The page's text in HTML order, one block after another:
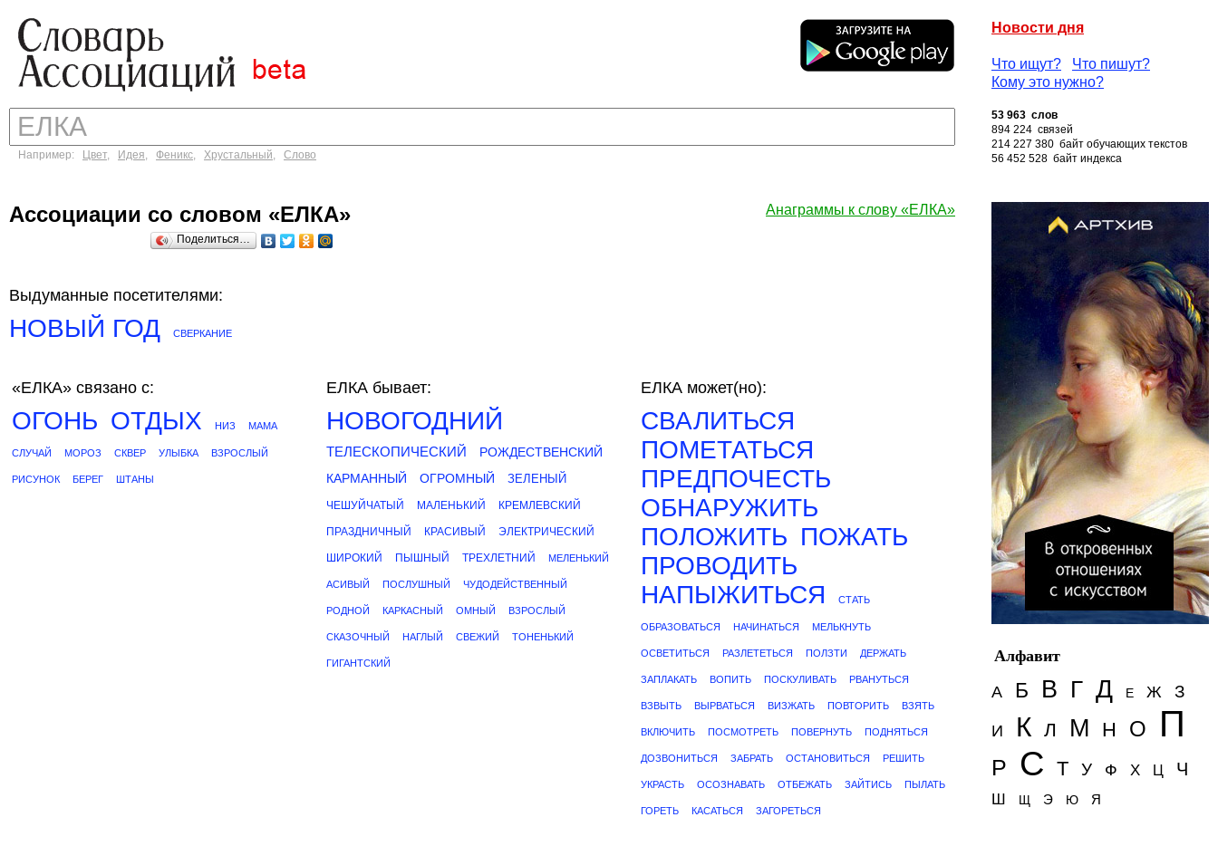
Новости дня
Что ищут?
Что пишут?
Кому это нужно?
Например: Цвет, Идея, Феникс, Хрустальный, Слово
53 963 слов
894 224 связей
214 227 380 байт обучающих текстов
56 452 528 байт индекса
Анаграммы к слову «ЕЛКА»
Ассоциации со словом «ЕЛКА»
Поделиться…
Выдуманные посетителями:
НОВЫЙ ГОД СВЕРКАНИЕ
«ЕЛКА» связано с:
ОГОНЬ ОТДЫХ НИЗ МАМА
СЛУЧАЙ МОРОЗ СКВЕР УЛЫБКА ВЗРОСЛЫЙ
РИСУНОК БЕРЕГ ШТАНЫ
ЕЛКА бывает:
НОВОГОДНИЙ
ТЕЛЕСКОПИЧЕСКИЙ
РОЖДЕСТВЕНСКИЙ
КАРМАННЫЙ
ОГРОМНЫЙ ЗЕЛЕНЫЙ
ЧЕШУЙЧАТЫЙ МАЛЕНЬКИЙ КРЕМЛЕВСКИЙ
ПРАЗДНИЧНЫЙ КРАСИВЫЙ ЭЛЕКТРИЧЕСКИЙ
ШИРОКИЙ ПЫШНЫЙ ТРЕХЛЕТНИЙ МЕЛЕНЬКИЙ
АСИВЫЙ ПОСЛУШНЫЙ ЧУДОДЕЙСТВЕННЫЙ
РОДНОЙ КАРКАСНЫЙ ОМНЫЙ ВЗРОСЛЫЙ
СКАЗОЧНЫЙ НАГЛЫЙ СВЕЖИЙ ТОНЕНЬКИЙ
ГИГАНТСКИЙ
ЕЛКА может(но):
СВАЛИТЬСЯ
ПОМЕТАТЬСЯ
ПРЕДПОЧЕСТЬ
ОБНАРУЖИТЬ
ПОЛОЖИТЬ ПОЖАТЬ
ПРОВОДИТЬ
НАПЫЖИТЬСЯ
СТАТЬ
ОБРАЗОВАТЬСЯ НАЧИНАТЬСЯ МЕЛЬКНУТЬ
ОСВЕТИТЬСЯ РАЗЛЕТЕТЬСЯ ПОЛЗТИ ДЕРЖАТЬ
ЗАПЛАКАТЬ ВОПИТЬ ПОСКУЛИВАТЬ РВАНУТЬСЯ
ВЗВЫТЬ ВЫРВАТЬСЯ ВИЗЖАТЬ ПОВТОРИТЬ ВЗЯТЬ
ВКЛЮЧИТЬ ПОСМОТРЕТЬ ПОВЕРНУТЬ ПОДНЯТЬСЯ
ДОЗВОНИТЬСЯ ЗАБРАТЬ ОСТАНОВИТЬСЯ РЕШИТЬ
УКРАСТЬ ОСОЗНАВАТЬ ОТБЕЖАТЬ ЗАЙТИСЬ ПЫЛАТЬ
ГОРЕТЬ КАСАТЬСЯ ЗАГОРЕТЬСЯ
Алфавит
А
Б В Г Д Е Ж З
И К Л М Н О П
Р С Т У Ф Х Ц Ч
Ш Щ Э Ю Я